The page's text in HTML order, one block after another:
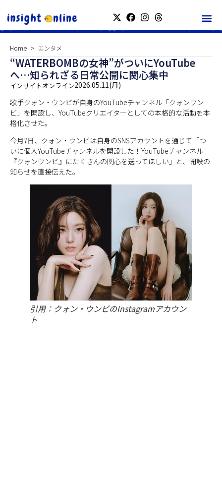
Home エンタメ
“WATERBOMBの女神”がついにYouTube
へ…知られざる日常公開に関心集中
インサイトオンライン2026.05.11(月)
歌手クォン・ウンビが自身のYouTubeチャンネル「クォンウン
ビ」を開設し、YouTubeクリエイターとしての本格的な活動を本
格化させた。
今月7日、クォン・ウンビは自身のSNSアカウントを通じて「つ
いに個人YouTubeチャンネルを開設した！YouTubeチャンネル
『クォンウンビ』にたくさんの関心を送ってほしい」と、開設の
知らせを直接伝えた。
引用：クォン・ウンビのInstagramアカウン
ト